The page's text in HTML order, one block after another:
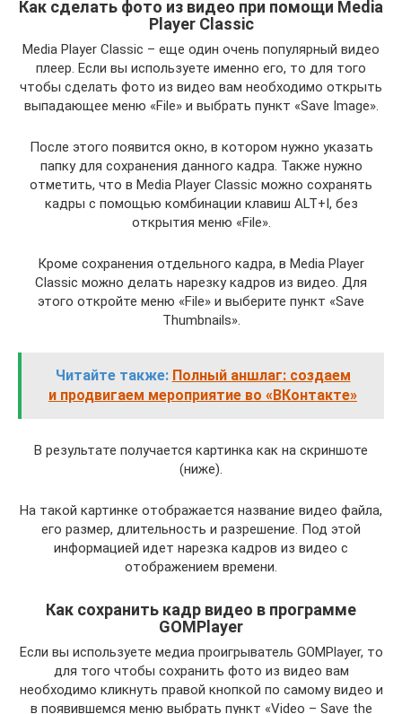
Как сделать фото из видео при помощи Media
Player Classic
Media Player Classic – еще один очень популярный видео
плеер. Если вы используете именно его, то для того
чтобы сделать фото из видео вам необходимо открыть
выпадающее меню «File» и выбрать пункт «Save Image».
После этого появится окно, в котором нужно указать
папку для сохранения данного кадра. Также нужно
отметить, что в Media Player Classic можно сохранять
кадры с помощью комбинации клавиш ALT+I, без
открытия меню «File».
Кроме сохранения отдельного кадра, в Media Player
Classic можно делать нарезку кадров из видео. Для
этого откройте меню «File» и выберите пункт «Save
Thumbnails».
Читайте также: Полный аншлаг: создаем
и продвигаем мероприятие во «ВКонтакте»
В результате получается картинка как на скриншоте
(ниже).
На такой картинке отображается название видео файла,
его размер, длительность и разрешение. Под этой
информацией идет нарезка кадров из видео с
отображением времени.
Как сохранить кадр видео в программе
GOMPlayer
Если вы используете медиа проигрыватель GOMPlayer, то
для того чтобы сохранить фото из видео вам
необходимо кликнуть правой кнопкой по самому видео и
в появившемся меню выбрать пункт «Video – Save the